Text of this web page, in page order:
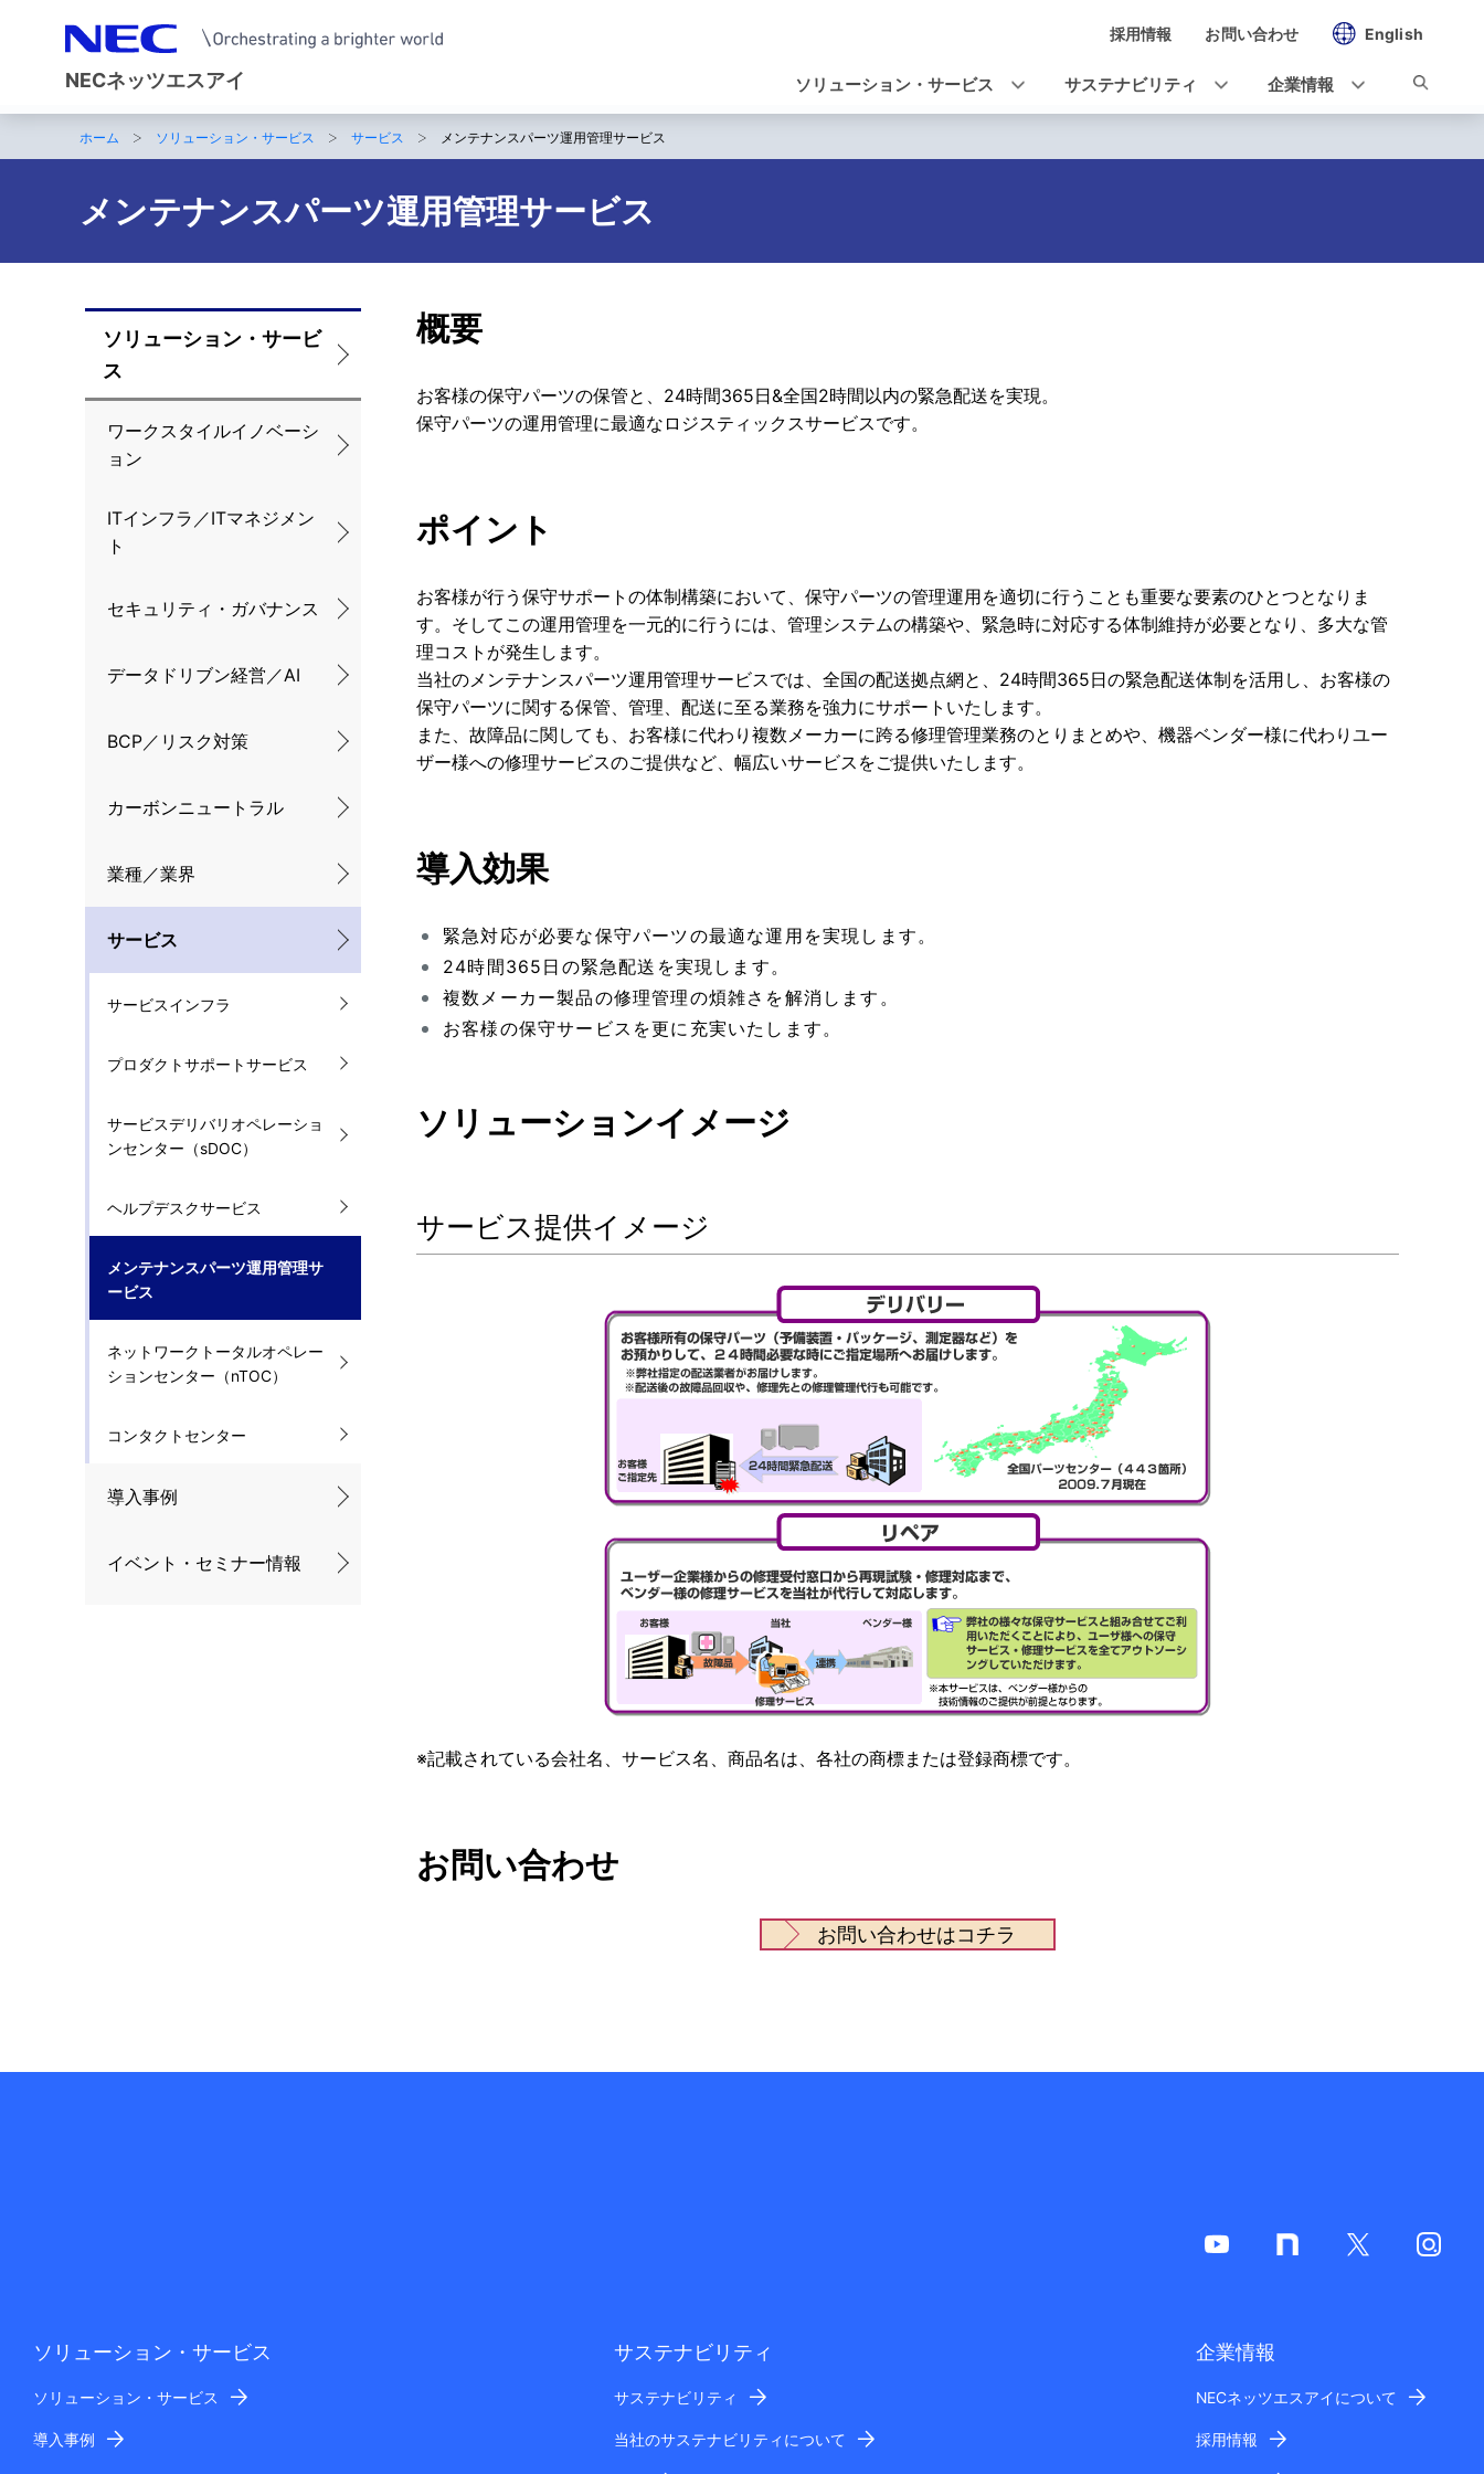
NECネッツエスアイ
ゲ
ー
ン
採用情報 お問い合わせ English
ソリューション・サービス サステナビリティ 企業情報
サ
ト
内
の
在
ホーム ソリューション・サービス サービス メンテナンスパーツ運用管理サービス
メンテナンスパーツ運用管理サービス
ロ
ー
カ
ル
ナ
ゲ
シ
ョ
ソリューション・サービ
ス
ワークスタイルイノベーシ
ョン
ITインフラ／ITマネジメン
ト
セキュリティ・ガバナンス
データドリブン経営／AI
BCP／リスク対策
カーボンニュートラル
業種／業界
サービス
サービスインフラ
プロダクトサポートサービス
サービスデリバリオペレーショ
ンセンター（sDOC）
ヘルプデスクサービス
メンテナンスパーツ運用管理サ
ービス
ネットワークトータルオペレー
ションセンター（nTOC）
コンタクトセンター
導入事例
イベント・セミナー情報
概要
お客様の保守パーツの保管と、24時間365日&全国2時間以内の緊急配送を実現。
保守パーツの運用管理に最適なロジスティックスサービスです。
ポイント
お客様が行う保守サポートの体制構築において、保守パーツの管理運用を適切に行うことも重要な要素のひとつとなりま
す。そしてこの運用管理を一元的に行うには、管理システムの構築や、緊急時に対応する体制維持が必要となり、多大な管
理コストが発生します。
当社のメンテナンスパーツ運用管理サービスでは、全国の配送拠点網と、24時間365日の緊急配送体制を活用し、お客様の
保守パーツに関する保管、管理、配送に至る業務を強力にサポートいたします。
また、故障品に関しても、お客様に代わり複数メーカーに跨る修理管理業務のとりまとめや、機器ベンダー様に代わりユー
ザー様への修理サービスのご提供など、幅広いサービスをご提供いたします。
導入効果
緊急対応が必要な保守パーツの最適な運用を実現します。
24時間365日の緊急配送を実現します。
複数メーカー製品の修理管理の煩雑さを解消します。
お客様の保守サービスを更に充実いたします。
ソリューションイメージ
サービス提供イメージ
※記載されている会社名、サービス名、商品名は、各社の商標または登録商標です。
お問い合わせ
お問い合わせはコチラ
ソリューション・サービス
ソリューション・サービス
導入事例
サステナビリティ
サステナビリティ
当社のサステナビリティについて
企業情報
NECネッツエスアイについて
採用情報